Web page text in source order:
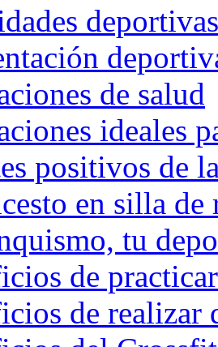
de salud
ideales
positivos de
en silla de
tu
de
de realizar